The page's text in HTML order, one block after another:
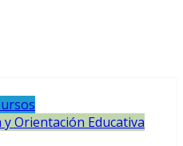
Orientación Educativa